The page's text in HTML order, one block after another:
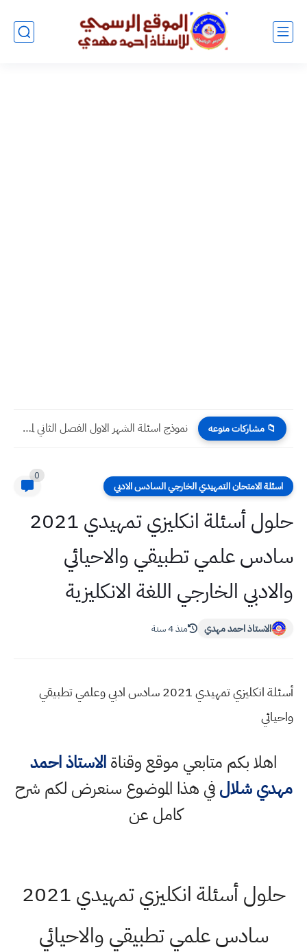
📁 مشاركات منوعه نموذج اسئلة الشهر الاول الفصل الثاني لمنهج اللغة الانكليزية المنقح...
اسئلة الامتحان التمهيدي الخارجي السادس الادبي
0
حلول أسئلة انكليزي تمهيدي 2021
سادس علمي تطبيقي والاحيائي
والادبي الخارجي اللغة الانكليزية
الاستاذ احمد مهدي منذ 4 سنة
أسئلة انكليزي تمهيدي 2021 سادس ادبي وعلمي تطبيقي
واحيائي
اهلا بكم متابعي موقع وقناةالاستاذ احمد
مهدي شلالفي هذا الموضوع سنعرض لكم شرح
كامل عن
حلول أسئلة انكليزي تمهيدي 2021
سادس علمي تطبيقي والاحيائي